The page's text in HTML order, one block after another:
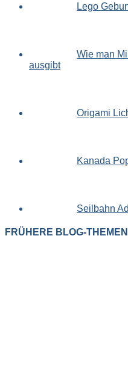
Lego
Wie man
ausgibt
Origami
Kanada
Seilbahn
FRÜHERE BLOG-THEMEN